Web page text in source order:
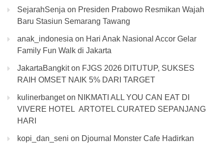
SejarahSenja on Presiden Prabowo Resmikan Wajah
Baru Stasiun Semarang Tawang
anak_indonesia on Hari Anak Nasional Accor Gelar
Family Fun Walk di Jakarta
JakartaBangkiton FJGS 2026 DITUTUP, SUKSES
RAIH OMSET NAIK 5% DARI TARGET
kulinerbangeton NIKMATI ALL YOU CAN EAT DI
VIVERE HOTEL ARTOTEL CURATED SEPANJANG
HARI
kopi_dan_seni on Djournal Monster Cafe Hadirkan